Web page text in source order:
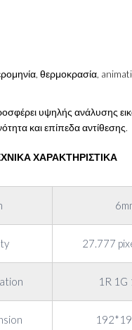
θερμοκρασία,
υψηλής ανάλυσης
και επίπεδα αντίθεσης.
ΧΑΡΑΚΤΗΡΙΣΤΙΚΑ
27.777
1R 1G